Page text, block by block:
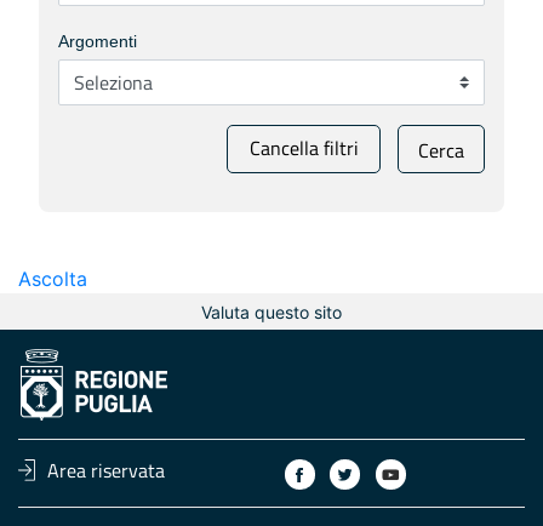
Argomenti
Cancella filtri Cerca
Ascolta
Valuta questo sito
Area riservata